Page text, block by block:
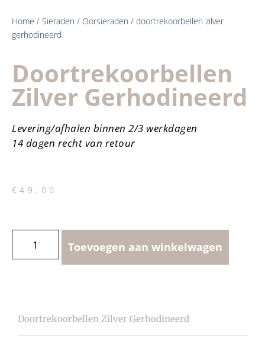
Home / Sieraden / Oorsieraden / doortrekoorbellen zilver
gerhodineerd
Doortrekoorbellen
Zilver Gerhodineerd
Levering/afhalen binnen 2/3 werkdagen
14 dagen recht van retour
€49.00
Toevoegen aan winkelwagen
Doortrekoorbellen Zilver Gerhodineerd